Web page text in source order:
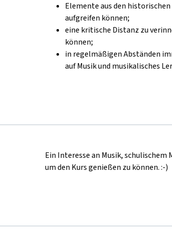
Elemente aus den
aufgreifen können;
eine kritische Distanz zu
können;
in regelmäßigen Abständen
auf Musik und musikalisches
Ein Interesse an Musik,
um den Kurs genießen zu können. :-)